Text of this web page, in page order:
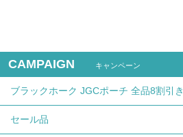
CAMPAIGN キャンペーン
ブラックホーク JGCポーチ 全品8割引き
セール品